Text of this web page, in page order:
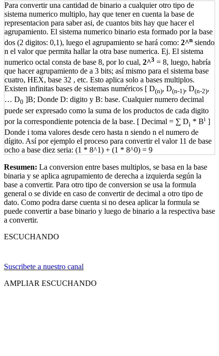
Para convertir una cantidad de binario a cualquier otro tipo de
sistema numerico multiplo, hay que tener en cuenta la base de
representacion para saber asi, de cuantos bits hay que hacer el
agrupamiento. El sistema numerico binario esta formado por la base
dos (2 digitos: 0,1), luego el agrupamiento se hará como: 2^n siendo
n el valor que permita hallar la otra base numerica. Ej. El sistema
numerico octal consta de base 8, por lo cual, 2^3 = 8, luego, habría
que hacer agrupamiento de a 3 bits; así mismo para el sistema base
cuatro, HEX, base 32 , etc. Esto aplica solo a bases multiplos.
Existen infinitas bases de sistemas numéricos [ D(n), D(n-1), D(n-2),
… D0 ]B; Donde D: digito y B: base. Cualquier numero decimal
puede ser expresado como la suma de los productos de cada digito
por la correspondiente potencia de la base. [ Decimal = ∑ Di * Bi ]
Donde i toma valores desde cero hasta n siendo n el numero de
dígito. Así por ejemplo el proceso para convertir el valor 11 de base
ocho a base diez seria: (1 * 8^1) + (1 * 8^0) = 9
Resumen: La conversion entre bases multiplos, se basa en la base
binaria y se aplica agrupamiento de derecha a izquierda según la
base a convertir. Para otro tipo de conversion se usa la formula
general o se divide en caso de convertir de decimal a otro tipo de
dato. Como podra darse cuenta si no desea aplicar la formula se
puede convertir a base binario y luego de binario a la respectiva base
a convertir.
ESCUCHANDO
Suscribete a nuestro canal
AMPLIAR ESCUCHANDO